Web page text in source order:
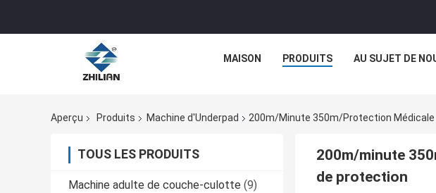
MAISON PRODUITS AU SUJET DE
Aperçu Produits Machine d'Underpad 200m/minute 350m/protection Médicale
TOUS LES PRODUITS
Machine adulte de couche-culotte (9)
200m/minute
de protection